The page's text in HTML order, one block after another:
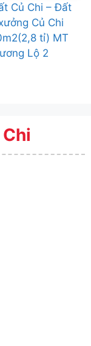
Củ Chi – Đất
Củ Chi
tỉ) MT
Lộ 2